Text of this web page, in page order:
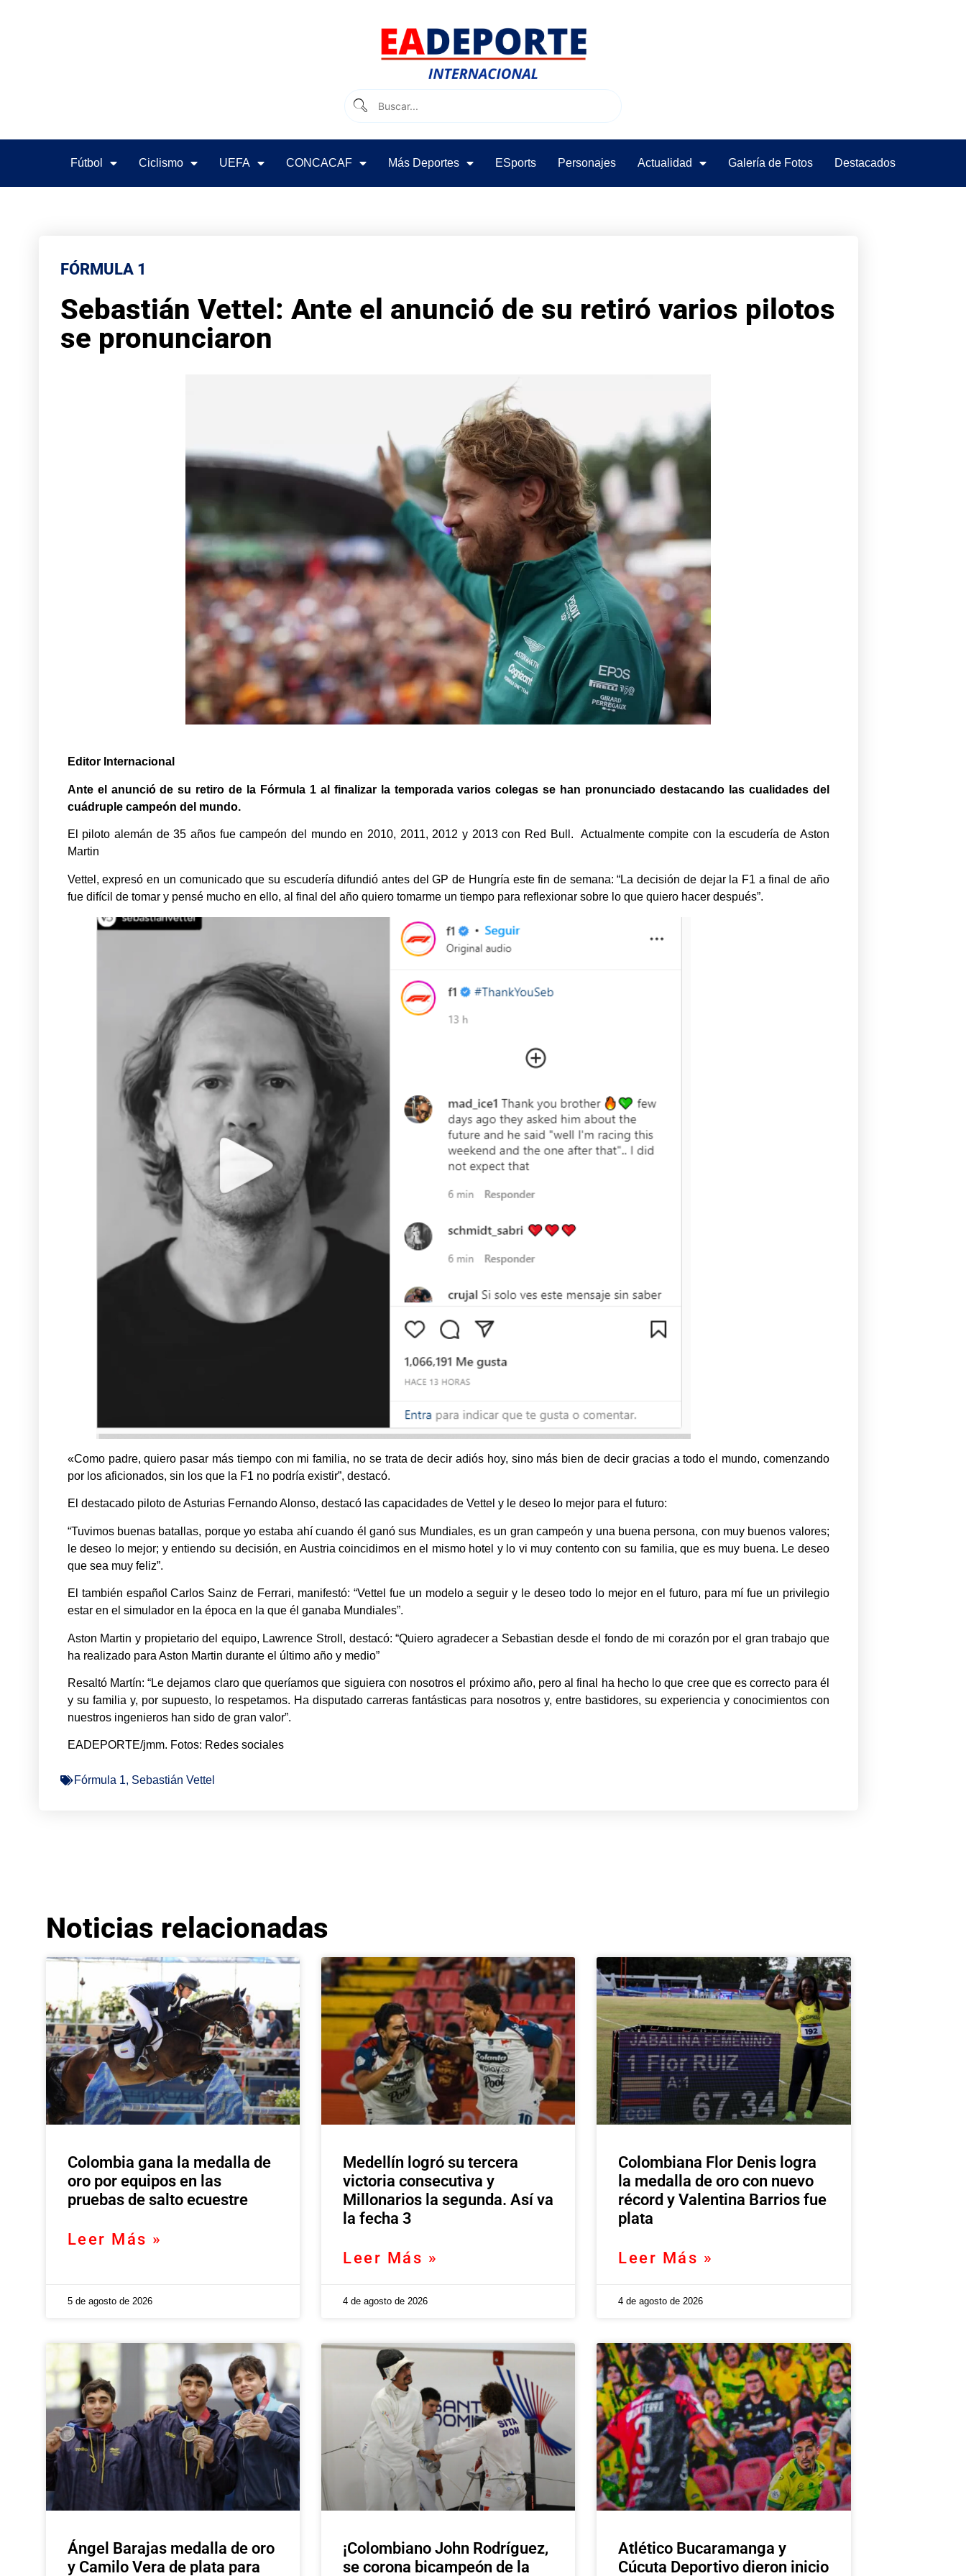
Fútbol Ciclismo UEFA CONCACAF Más Deportes ESports Personajes Actualidad Galería de Fotos Destacados
FÓRMULA 1
Sebastián Vettel: Ante el anunció de su retiró varios pilotos
se pronunciaron
Editor Internacional
Ante el anunció de su retiro de la Fórmula 1 al finalizar la temporada varios colegas se han pronunciado destacando las cualidades del
cuádruple campeón del mundo.
El piloto alemán de 35 años fue campeón del mundo en 2010, 2011, 2012 y 2013 con Red Bull. Actualmente compite con la escudería de Aston
Martin
Vettel, expresó en un comunicado que su escudería difundió antes del GP de Hungría este fin de semana: “La decisión de dejar la F1 a final de año
fue difícil de tomar y pensé mucho en ello, al final del año quiero tomarme un tiempo para reflexionar sobre lo que quiero hacer después”.
«Como padre, quiero pasar más tiempo con mi familia, no se trata de decir adiós hoy, sino más bien de decir gracias a todo el mundo, comenzando
por los aficionados, sin los que la F1 no podría existir”, destacó.
El destacado piloto de Asturias Fernando Alonso, destacó las capacidades de Vettel y le deseo lo mejor para el futuro:
“Tuvimos buenas batallas, porque yo estaba ahí cuando él ganó sus Mundiales, es un gran campeón y una buena persona, con muy buenos valores;
le deseo lo mejor; y entiendo su decisión, en Austria coincidimos en el mismo hotel y lo vi muy contento con su familia, que es muy buena. Le deseo
que sea muy feliz”.
El también español Carlos Sainz de Ferrari, manifestó: “Vettel fue un modelo a seguir y le deseo todo lo mejor en el futuro, para mí fue un privilegio
estar en el simulador en la época en la que él ganaba Mundiales”.
Aston Martin y propietario del equipo, Lawrence Stroll, destacó: “Quiero agradecer a Sebastian desde el fondo de mi corazón por el gran trabajo que
ha realizado para Aston Martin durante el último año y medio”
Resaltó Martín: “Le dejamos claro que queríamos que siguiera con nosotros el próximo año, pero al final ha hecho lo que cree que es correcto para él
y su familia y, por supuesto, lo respetamos. Ha disputado carreras fantásticas para nosotros y, entre bastidores, su experiencia y conocimientos con
nuestros ingenieros han sido de gran valor”.
EADEPORTE/jmm. Fotos: Redes sociales
Fórmula 1, Sebastián Vettel
Noticias relacionadas
Colombia gana la medalla de
oro por equipos en las
pruebas de salto ecuestre
Leer Más »
5 de agosto de 2026
Medellín logró su tercera
victoria consecutiva y
Millonarios la segunda. Así va
la fecha 3
Leer Más »
4 de agosto de 2026
Colombiana Flor Denis logra
la medalla de oro con nuevo
récord y Valentina Barrios fue
plata
Leer Más »
4 de agosto de 2026
Ángel Barajas medalla de oro
y Camilo Vera de plata para
¡Colombiano John Rodríguez,
se corona bicampeón de la
Atlético Bucaramanga y
Cúcuta Deportivo dieron inicio